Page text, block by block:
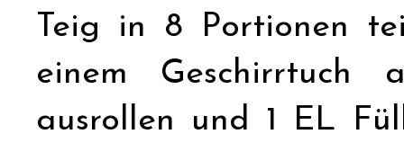
Teig in 8 Portionen
einem Geschirrtuch
ausrollen und 1 EL